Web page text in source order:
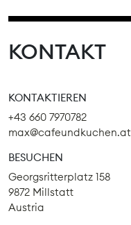
KONTAKT
KONTAKTIEREN
+43 660 7970782
max@cafeundkuchen.at
BESUCHEN
Georgsritterplatz 158
9872 Millstatt
Austria